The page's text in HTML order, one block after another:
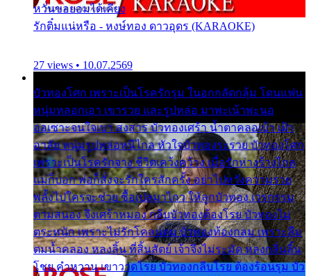
หวั่นขอยอมได้เคียง
รักติ๋มแน่หรือ - หงษ์ทอง ดาวอุดร (KARAOKE)
27 views • 10.07.2569
บัวทองโศก เพราะเป็นโรครักรุม ในอกกลัดกลุ้ม โดนแฟน
หนุ่มหลอกเอา เขารวย และรูปหล่อ มาพะเน้าพะนอ
ออเซาะจนใจเบา สงสาร บัวทองเศร้า น้ำตาคลอเบ้า เฝ้า
อาลัย หนุ่มรูปหล่อหนีไกล หัวใจบัวทองระรวย บัวทองโศก
เพราะเป็นโรครักจาง ชีวิตเคว้งคว้าง เมื่อรักห่างร้างไกล
แม่ก็บอก พ่อก็สั่งจะรักใครสักครั้ง อย่าไปหวังความรวย
พลั้งไปใครจะช่วย ซื้อเปลมาไกว ให้ลูกบัวทอง เวรกรรม
ตามสนอง จึงเศร้าหมอง กลีบบัวทองต้องโรย บัวทองไม่
ตระหนัก เพราะไม่รักโคลนตม บัวทองท้องกลม เพราะลืม
ตมน้ำคลอง หลงลิ้น ที่สิ้นสัตย์ เจ้าจึงไม่ระมัด หลงกลิ่นลิ้น
โชย คำหวาน เขาวาดโรย บัวทองกลีบโรย ต้องร้อนรุม บัว